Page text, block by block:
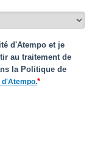
d'Atempo et je
au traitement de
la Politique de
d'Atempo.*